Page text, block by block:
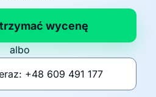
wycenę
albo
+48 609 491 177